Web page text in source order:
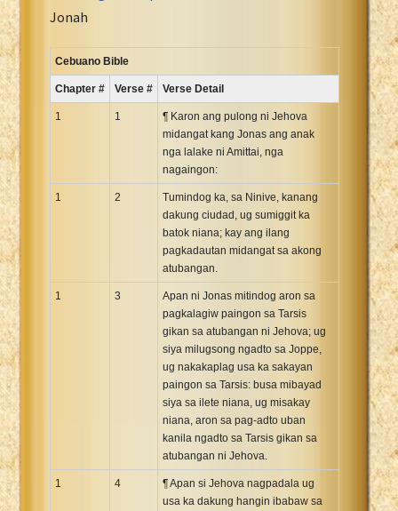
Russian Synodal 1876 Bible
Russian Synodal Bible Win-1251
Spanish RV 1909 Bible
Spanish Sag. Escrituras 1569
Swahili New Testament
Tagalog John and James
Turkish Bible
Vietnamese 1934 Bible
Jonah
Cebuano Bible
Chapter # Verse # Verse Detail
1 1
¶ Karon ang pulong ni Jehova
midangat kang Jonas ang anak
nga lalake ni Amittai, nga
nagaingon:
1 2
Tumindog ka, sa Ninive, kanang
dakung ciudad, ug sumiggit ka
batok niana; kay ang ilang
pagkadautan midangat sa akong
atubangan.
1 3
Apan ni Jonas mitindog aron sa
pagkalagiw paingon sa Tarsis
gikan sa atubangan ni Jehova; ug
siya milugsong ngadto sa Joppe,
ug nakakaplag usa ka sakayan
paingon sa Tarsis: busa mibayad
siya sa ilete niana, ug misakay
niana, aron sa pag-adto uban
kanila ngadto sa Tarsis gikan sa
atubangan ni Jehova.
1 4
¶ Apan si Jehova nagpadala ug
usa ka dakung hangin ibabaw sa